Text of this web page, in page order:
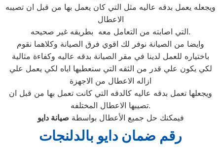
ويجعله يعمل بدقه عاليه مثل التي كان يعمل بها من قبل ان تصيبه
الاعطال
التي اصابته من التعامل معه بطريقه غير صحيحه.
وايضا من الصيانة نوفر لك اقوي فرق الصيانة وكلاهما نقوم
باختياره للعمل لدينا في مقر الصيانة بدقه عاليه وكفاءة مثالية
لكي يكون علي قدر من الثقه التي سنعطيها اياه لكي يعمل علي
ازاله الاعطال من الاجهزة
ويجعلها تعمل بدقه عاليه كالدقه التي كانت تعمل بها من قبل ان
تصيبها الاعطال المختلفه.
فيمكنك حل جميع الأعطال بواسطة صيانة دايو
رقم ضمان دايو بالدلنجات